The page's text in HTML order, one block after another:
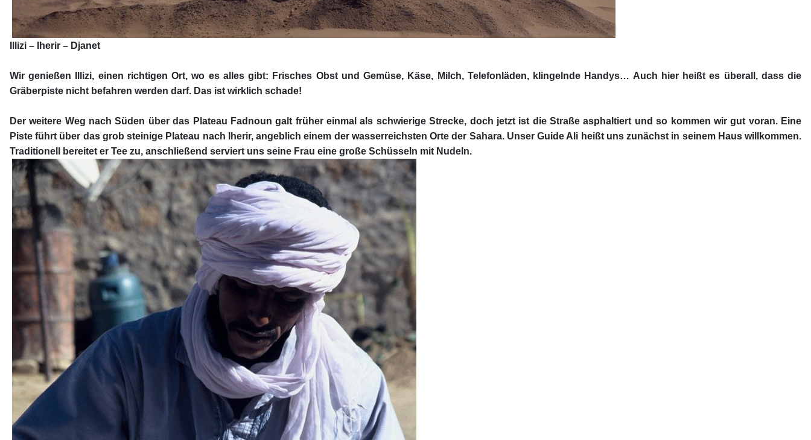
Illizi – Iherir – Djanet
Wir genießen Illizi, einen richtigen Ort, wo es alles gibt: Frisches Obst und Gemüse, Käse, Milch, Telefonläden, klingelnde Handys… Auch hier heißt es überall, dass die
Gräberpiste nicht befahren werden darf. Das ist wirklich schade!
Der weitere Weg nach Süden über das Plateau Fadnoun galt früher einmal als schwierige Strecke, doch jetzt ist die Straße asphaltiert und so kommen wir gut voran. Eine
Piste führt über das grob steinige Plateau nach Iherir, angeblich einem der wasserreichsten Orte der Sahara. Unser Guide Ali heißt uns zunächst in seinem Haus willkommen.
Traditionell bereitet er Tee zu, anschließend serviert uns seine Frau eine große Schüsseln mit Nudeln.